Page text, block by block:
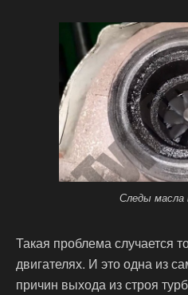
Следы масла
Такая проблема случается
двигателях. И это одна из
причин выхода из строя